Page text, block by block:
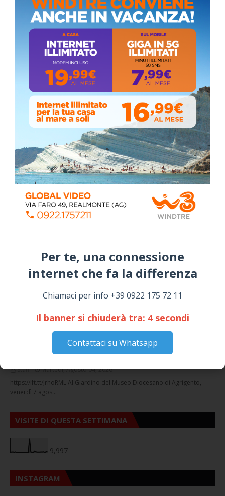
Per te, una connessione
internet che fa la differenza​
Chiamaci per info +39 0922 175 72 11
Il banner si chiuderà tra: 4secondi
Contattaci su Whatsapp
La pandemia covid nella provincia agrigentina,
i dati in dettaglio
Lunedì, Luglio 05, 2021
Stefano Bissi entra nella Strada degli
Scrittori, celebrazione a Siculiana
Giovedì, Luglio 30, 2026
📅 ESTATE MEDITERRANEA 2026 – COMUNE DI
SICULIANA
July 24, 2026
Siculiana, concerto del 1° Maggio 2026 in
Piazza Umberto I: arrivano I Cugini di
Campagna
April 14, 2026
I “TEPPISTI DEI SOGNI” IN CONCERTO A
SICULIANA PER I FESTEGGIAMENTI DI SAN
GIUSEPPE
NOTIZIE
Circolo della stampa, terzo appuntamento
con il giornalista Giacinto Pipitone
Staff
Martedì, Agosto 04, 2026
https://ift.tt/JrhoRML Al Giardino del Museo Diocesano di Agrigento,
venerdì 7 agos…
VISITE DI QUESTA SETTIMANA
9,997
INSTAGRAM